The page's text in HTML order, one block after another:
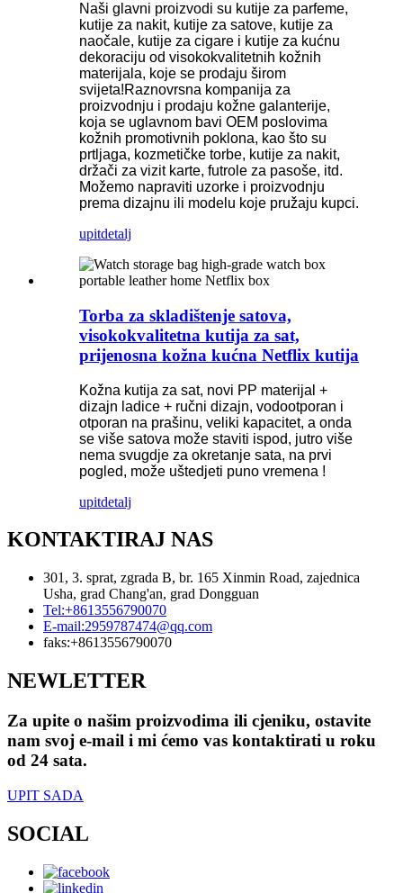
Naši glavni proizvodi su kutije za parfeme,
kutije za nakit, kutije za satove, kutije za
naočale, kutije za cigare i kutije za kućnu
dekoraciju od visokokvalitetnih kožnih
materijala, koje se prodaju širom
svijeta!Raznovrsna kompanija za
proizvodnju i prodaju kožne galanterije,
koja se uglavnom bavi OEM poslovima
kožnih promotivnih poklona, ​​kao što su
prtljaga, kozmetičke torbe, kutije za nakit,
držači za vizit karte, futrole za pasoše, itd.
Možemo napraviti uzorke i proizvodnju
prema dizajnu ili modelu koje pružaju kupci.
upitdetalj
Torba za skladištenje satova,
visokokvalitetna kutija za sat,
prijenosna kožna kućna Netflix kutija
Kožna kutija za sat, novi PP materijal +
dizajn ladice + ručni dizajn, vodootporan i
otporan na prašinu, veliki kapacitet, a onda
se više satova može staviti ispod, jutro više
nema svugdje za okretanje sata, na prvi
pogled, može uštedjeti puno vremena !
upitdetalj
KONTAKTIRAJ NAS
301, 3. sprat, zgrada B, br. 165 Xinmin Road, zajednica
Usha, grad Chang'an, grad Dongguan
Tel:+8613556790070
E-mail:2959787474@qq.com
faks:+8613556790070
NEWLETTER
Za upite o našim proizvodima ili cjeniku, ostavite
nam svoj e-mail i mi ćemo vas kontaktirati u roku
od 24 sata.
UPIT SADA
SOCIAL